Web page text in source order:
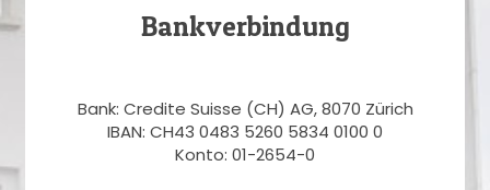
Bankverbindung
Bank: Credite Suisse (CH) AG, 8070 Zürich
IBAN: CH43 0483 5260 5834 0100 0
Konto: 01-2654-0